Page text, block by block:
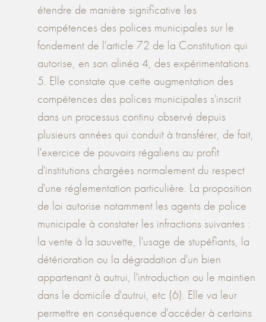
étendre de manière significative les
compétences des polices municipales sur le
fondement de l'article 72 de la Constitution qui
autorise, en son alinéa 4, des expérimentations.
5. Elle constate que cette augmentation des
compétences des polices municipales s'inscrit
dans un processus continu observé depuis
plusieurs années qui conduit à transférer, de fait,
l'exercice de pouvoirs régaliens au profit
d'institutions chargées normalement du respect
d'une réglementation particulière. La proposition
de loi autorise notamment les agents de police
municipale à constater les infractions suivantes :
la vente à la sauvette, l'usage de stupéfiants, la
détérioration ou la dégradation d'un bien
appartenant à autrui, l'introduction ou le maintien
dans le domicile d'autrui, etc (6). Elle va leur
permettre en conséquence d'accéder à certains